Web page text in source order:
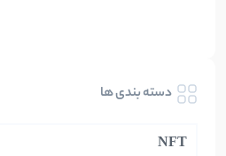
دسته بندی ها
NFT